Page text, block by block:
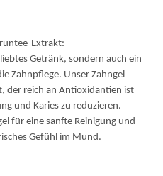
Extrakt:
Getränk, sondern auch ein
Zahnpflege. Unser Zahngel
der reich an Antioxidantien ist
und Karies zu reduzieren.
für eine sanfte Reinigung und
Gefühl im Mund.